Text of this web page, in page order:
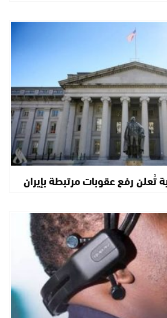
تُعلن رفع عقوبات مرتبطة بإيران